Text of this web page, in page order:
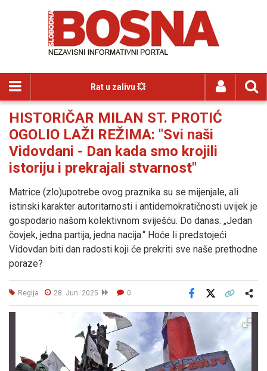
Rat u zalivu 💥
HISTORIČAR MILAN ST. PROTIĆ
OGOLIO LAŽI REŽIMA: "Svi naši
Vidovdani - Dan kada smo krojili
istoriju i prekrajali stvarnost"
Matrice (zlo)upotrebe ovog praznika su se mijenjale, ali
istinski karakter autoritarnosti i antidemokratičnosti uvijek je
gospodario našom kolektivnom sviješću. Do danas. „Jedan
čovjek, jedna partija, jedna nacija.“ Hoće li predstojeći
Vidovdan biti dan radosti koji će prekriti sve naše prethodne
poraze?
Regija 28. Jun. 2025 0
Facebook